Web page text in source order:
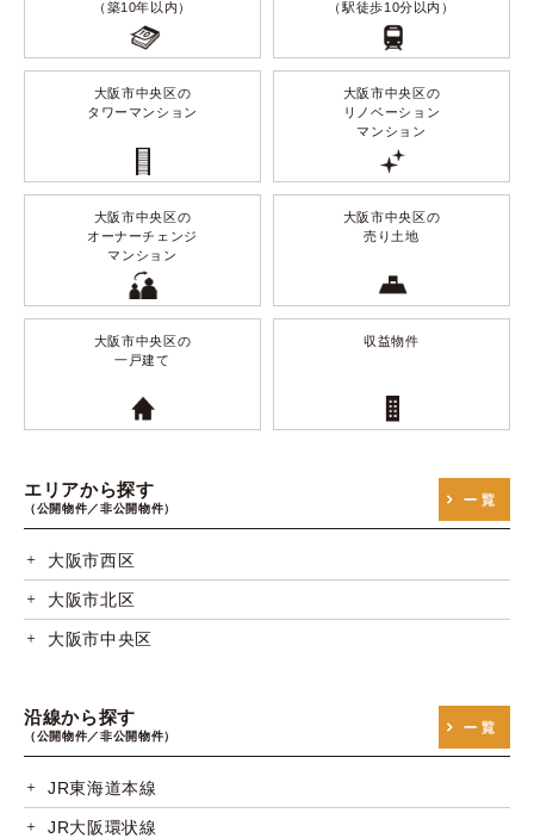
（築10年以内）
（駅徒歩10分以内）
大阪市中央区の
タワーマンション
大阪市中央区の
リノベーション
マンション
大阪市中央区の
オーナーチェンジ
マンション
大阪市中央区の
売り土地
大阪市中央区の
一戸建て
収益物件
エリアから探す
（公開物件／非公開物件）
大阪市西区
大阪市北区
大阪市中央区
沿線から探す
（公開物件／非公開物件）
JR東海道本線
JR大阪環状線